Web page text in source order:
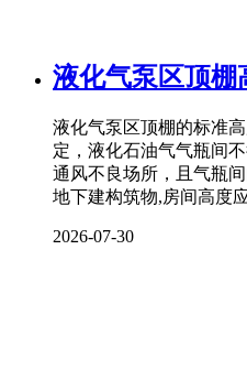
液化气泵区顶棚
液化气泵区顶棚的标准
定，液化石油气气瓶间
通风不良场所，且气瓶
地下建构筑物,房间高度
2026-07-30